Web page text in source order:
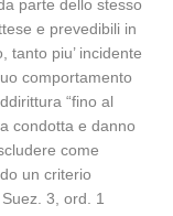
parte dello stesso
e prevedibili in
tanto piu’ incidente
comportamento
“fino al
condotta e danno
come
un criterio
3, ord. 1